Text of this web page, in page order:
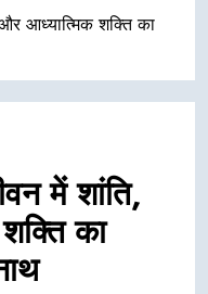
आध्यात्मिक शक्ति का
में शांति,
का